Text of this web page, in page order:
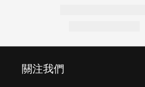
關注我們